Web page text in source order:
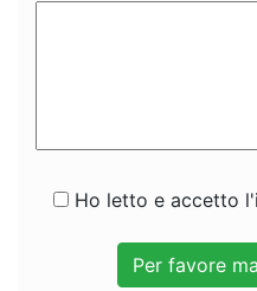
Ho letto e accetto